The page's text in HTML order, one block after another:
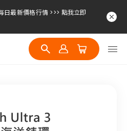
最新價格行情 >>> 點我立即
最新價格行情 >>> 點我立即